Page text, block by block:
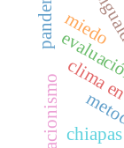
clima
falsacionismo
miedo
chiapas